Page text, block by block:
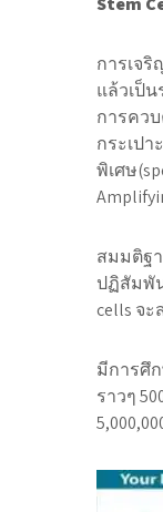
การเจริ
แล้วเป็
การคว
กระเป
พิเศษ
สมมติฐา
ปฏิสัมพัน
cells จ
มีการศึก
ราวๆ